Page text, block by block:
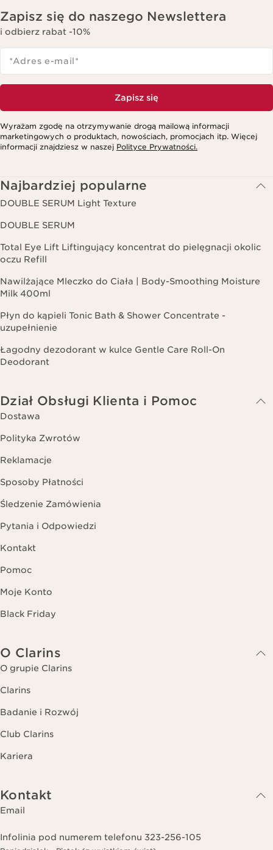
Zapisz się do naszego Newslettera
i odbierz rabat -10%
*Adres e-mail*
Zapisz się
Wyrażam zgodę na otrzymywanie drogą mailową informacji
marketingowych o produktach, nowościach, promocjach itp. Więcej
informacji znajdziesz w naszej Polityce Prywatności.
Najbardziej popularne
DOUBLE SERUM Light Texture
DOUBLE SERUM
Total Eye Lift Liftingujący koncentrat do pielęgnacji okolic
oczu Refill
Nawilżające Mleczko do Ciała | Body-Smoothing Moisture
Milk 400ml
Płyn do kąpieli Tonic Bath & Shower Concentrate -
uzupełnienie
Łagodny dezodorant w kulce Gentle Care Roll-On
Deodorant
Dział Obsługi Klienta i Pomoc
Dostawa
Polityka Zwrotów
Reklamacje
Sposoby Płatności
Śledzenie Zamówienia
Pytania i Odpowiedzi
Kontakt
Pomoc
Moje Konto
Black Friday
O Clarins
O grupie Clarins
Clarins
Badanie i Rozwój
Club Clarins
Kariera
Kontakt
Email
Infolinia pod numerem telefonu 323-256-105